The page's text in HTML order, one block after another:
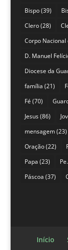
Bispo(39)
Clero(28)
Corpo Nacional
D. Manuel
Diocese da
família (21)
Fé (70)
Jesus(86)
mensagem(23)
Oração(22)
Papa (23)
Páscoa (37)
Início